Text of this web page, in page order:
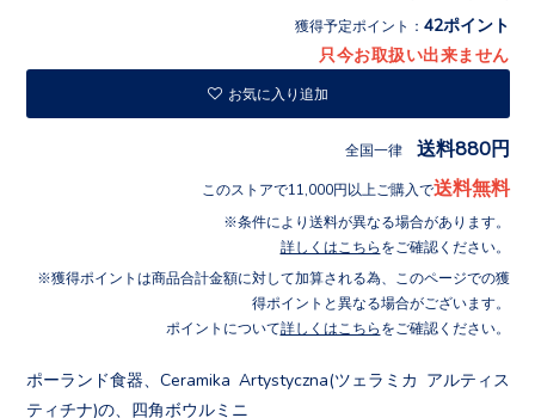
獲得予定ポイント： 42ポイント
只今お取扱い出来ません
お気に入り追加
全国一律 送料880円
このストアで11,000円以上ご購入で送料無料
条件により送料が異なる場合があります。
詳しくはこちら をご確認ください。
獲得ポイントは商品合計金額に対して加算される為、このページでの獲
得ポイントと異なる場合がございます。
ポイントについて詳しくはこちら をご確認ください。
ポーランド食器、Ceramika Artystyczna(ツェラミカ アルティス
ティチナ)の、四角ボウルミニ